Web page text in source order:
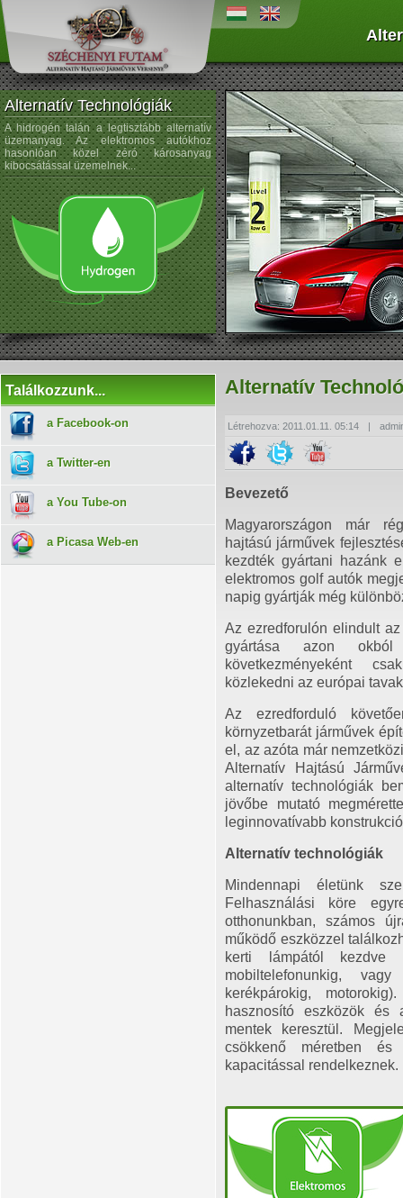
Alternatív Technológiák
A hidrogén talán a legtisztább alternatív
üzemanyag. Az elektromos autókhoz
hasonlóan közel zéró károsanyag
kibocsátással üzemelnek...
A napenergiát az
kezdték alkalmazni, és az
sem újdonság a napelemek
Találkozzunk...
a Facebook-on
a Twitter-en
a You Tube-on
a Picasa Web-en
Alternatív
Létrehozva: 2011.01.11. 05:14 |
Bevezető
Magyarországon már
hajtású járművek
kezdték gyártani hazánk
elektromos golf autók
napig gyártják még
Az ezredforulón elindult
gyártása azon
következményeként
közlekedni az európai
Az ezredforduló
környzetbarát járművek
el, az azóta már
Alternatív Hajtású
alternatív technológiák
jövőbe mutató
leginnovatívabb
Alternatív technológiák
Mindennapi életünk
Felhasználási köre
otthonunkban, számos
működő eszközzel
kerti lámpától kezdve
mobiltelefonunkig,
kerékpárokig,
hasznosító eszközök és
mentek keresztül.
csökkenő méretben
kapacitással rendelkeznek.